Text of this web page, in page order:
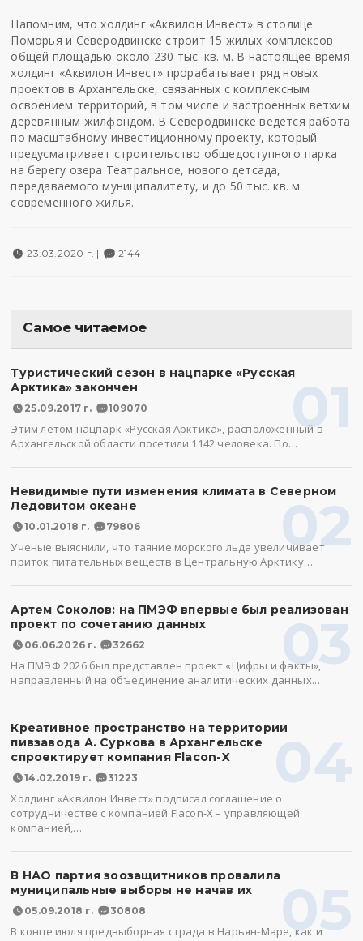
Напомним, что холдинг «Аквилон Инвест» в столице
Поморья и Северодвинске строит 15 жилых комплексов
общей площадью около 230 тыс. кв. м. В настоящее время
холдинг «Аквилон Инвест» прорабатывает ряд новых
проектов в Архангельске, связанных с комплексным
освоением территорий, в том числе и застроенных ветхим
деревянным жилфондом. В Северодвинске ведется работа
по масштабному инвестиционному проекту, который
предусматривает строительство общедоступного парка
на берегу озера Театральное, нового детсада,
передаваемого муниципалитету, и до 50 тыс. кв. м
современного жилья.
23.03.2020 г. | 2144
Самое читаемое
01
Туристический сезон в нацпарке «Русская
Арктика» закончен
25.09.2017 г. 109070
Этим летом нацпарк «Русская Арктика», расположенный в
Архангельской области посетили 1142 человека. По…
02
Невидимые пути изменения климата в Северном
Ледовитом океане
10.01.2018 г. 79806
Ученые выяснили, что таяние морского льда увеличивает
приток питательных веществ в Центральную Арктику…
03
Артем Соколов: на ПМЭФ впервые был реализован
проект по сочетанию данных
06.06.2026 г. 32662
На ПМЭФ 2026 был представлен проект «Цифры и факты»,
направленный на объединение аналитических данных.…
04
Креативное пространство на территории
пивзавода А. Суркова в Архангельске
спроектирует компания Flacon-X
14.02.2019 г. 31223
Холдинг «Аквилон Инвест» подписал соглашение о
сотрудничестве с компанией Flacon-X – управляющей
компанией,…
05
В НАО партия зоозащитников провалила
муниципальные выборы не начав их
05.09.2018 г. 30808
В конце июля предвыборная страда в Нарьян-Маре, как и